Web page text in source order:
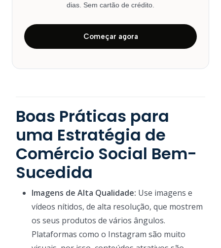
dias. Sem cartão de crédito.
Começar agora
Boas Práticas para
uma Estratégia de
Comércio Social Bem-
Sucedida
Imagens de Alta Qualidade: Use imagens e
vídeos nítidos, de alta resolução, que mostrem
os seus produtos de vários ângulos.
Plataformas como o Instagram são muito